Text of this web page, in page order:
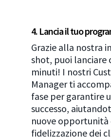
4. Lancia il tuo
Grazie alla nostra
shot, puoi lanciare
minuti! I nostri
Manager ti
fase per garantire
successo,
nuove opportunità
fidelizzazione dei